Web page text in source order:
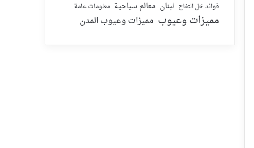
فوائد خل التفاح لبنان معالم سياحية معلومات عامة
مميزات وعيوب مميزات وعيوب المدن